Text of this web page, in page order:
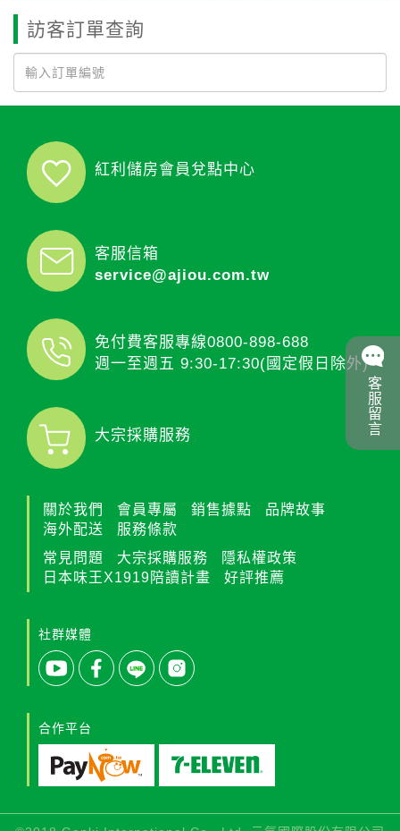
訪客訂單查詢
紅利儲房會員兌點中心
客服信箱
service@ajiou.com.tw
免付費客服專線0800-898-688
週一至週五 9:30-17:30(國定假日除外)
大宗採購服務
關於我們 會員專屬 銷售據點
品牌故事
海外配送
服務條款
常見問題
大宗採購服務
隱私權政策
日本味王X1919陪讀計畫
好評推薦
社群媒體
合作平台
客服留言